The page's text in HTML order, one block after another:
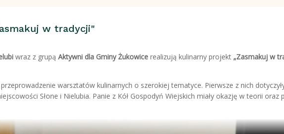
w tradycji"
wraz z grupą Aktywni dla Gminy Żukowice realizują kulinarny projekt „Zasmakuj w
warsztatów kulinarnych o szerokiej tematyce. Pierwsze z nich
Słone i Nielubia. Panie z Kół Gospodyń Wiejskich miały okazję w teorii